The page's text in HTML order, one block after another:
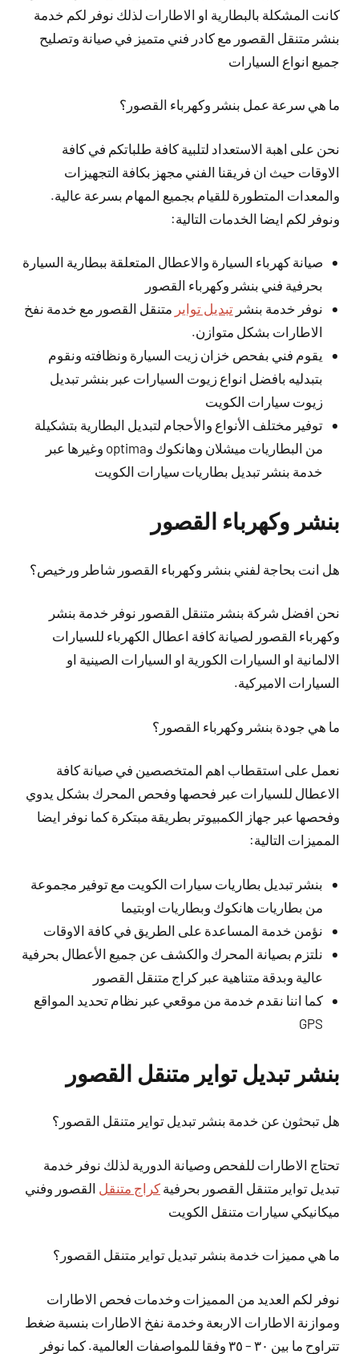
كانت المشكلة بالبطارية او الاطارات لذلك نوفر لكم خدمة
بنشر متنقل القصور مع كادر فني متميز في صيانة وتصليح
جميع انواع السيارات
ما هي سرعة عمل بنشر وكهرباء القصور؟
نحن على اهبة الاستعداد لتلبية كافة طلباتكم في كافة
الاوقات حيث ان فريقنا الفني مجهز بكافة التجهيزات
والمعدات المتطورة للقيام بجميع المهام بسرعة عالية.
ونوفر لكم ايضا الخدمات التالية:
صيانة كهرباء السيارة والاعطال المتعلقة ببطارية السيارة
بحرفية فني بنشر وكهرباء القصور
نوفر خدمة بنشرتبديل تواير متنقل القصور مع خدمة نفخ
الاطارات بشكل متوازن.
يقوم فني بفحص خزان زيت السيارة ونظافته ونقوم
بتبدليه بافضل انواع زيوت السيارات عبر بنشر تبديل
زيوت سيارات الكويت
توفير مختلف الأنواع والأحجام لتبديل البطارية بتشكيلة
من البطاريات ميشلان وهانكوك وoptima وغيرها عبر
خدمة بنشر تبديل بطاريات سيارات الكويت
بنشر وكهرباء القصور
هل انت بحاجة لفني بنشر وكهرباء القصور شاطر ورخيص؟
نحن افضل شركة بنشر متنقل القصور نوفر خدمة بنشر
وكهرباء القصور لصيانة كافة اعطال الكهرباء للسيارات
الالمانية او السيارات الكورية او السيارات الصينية او
السيارات الاميركية.
ما هي جودة بنشر وكهرباء القصور؟
نعمل على استقطاب اهم المتخصصين في صيانة كافة
الاعطال للسيارات عبر فحصها وفحص المحرك بشكل يدوي
وفحصها عبر جهاز الكمبيوتر بطريقة مبتكرة كما نوفر ايضا
المميزات التالية:
بنشر تبديل بطاريات سيارات الكويت مع توفير مجموعة
من بطاريات هانكوك وبطاريات اوبتيما
نؤمن خدمة المساعدة على الطريق في كافة الاوقات
نلتزم بصيانة المحرك والكشف عن جميع الأعطال بحرفية
عالية وبدقة متناهية عبر كراج متنقل القصور
كما اننا نقدم خدمة من موقعي عبر نظام تحديد المواقع
GPS
بنشر تبديل تواير متنقل القصور
هل تبحثون عن خدمة بنشر تبديل تواير متنقل القصور؟
تحتاج الاطارات للفحص وصيانة الدورية لذلك نوفر خدمة
تبديل تواير متنقل القصور بحرفية كراج متنقل القصور وفني
ميكانيكي سيارات متنقل الكويت
ما هي مميزات خدمة بنشر تبديل تواير متنقل القصور؟
نوفر لكم العديد من المميزات وخدمات فحص الاطارات
وموازنة الاطارات الاربعة وخدمة نفخ الاطارات بنسبة ضغط
تتراوح ما بين ٣٠ – ٣٥ وفقا للمواصفات العالمية. كما نوفر